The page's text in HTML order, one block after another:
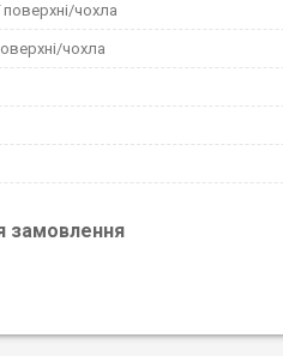
чохла
чохла
замовлення